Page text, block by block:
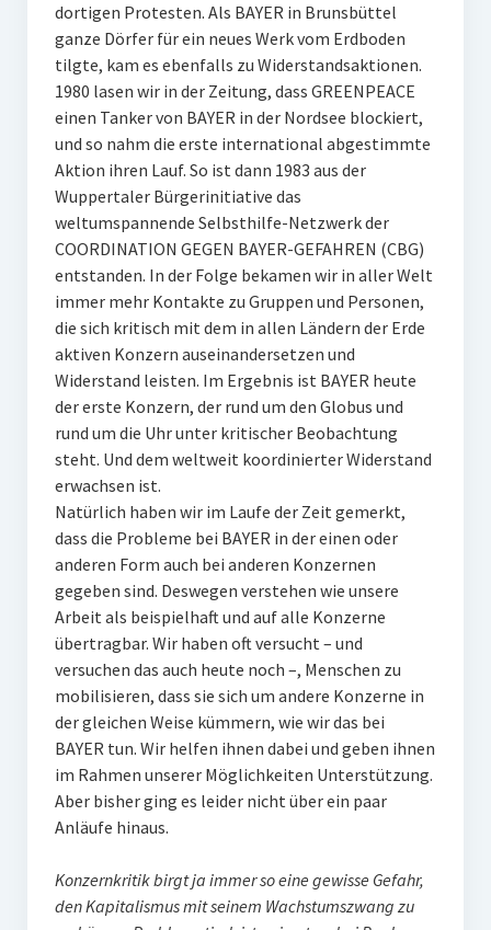
dortigen Protesten. Als BAYER in Brunsbüttel
ganze Dörfer für ein neues Werk vom Erdboden
tilgte, kam es ebenfalls zu Widerstandsaktionen.
1980 lasen wir in der Zeitung, dass GREENPEACE
einen Tanker von BAYER in der Nordsee blockiert,
und so nahm die erste international abgestimmte
Aktion ihren Lauf. So ist dann 1983 aus der
Wuppertaler Bürgerinitiative das
weltumspannende Selbsthilfe-Netzwerk der
COORDINATION GEGEN BAYER-GEFAHREN (CBG)
entstanden. In der Folge bekamen wir in aller Welt
immer mehr Kontakte zu Gruppen und Personen,
die sich kritisch mit dem in allen Ländern der Erde
aktiven Konzern auseinandersetzen und
Widerstand leisten. Im Ergebnis ist BAYER heute
der erste Konzern, der rund um den Globus und
rund um die Uhr unter kritischer Beobachtung
steht. Und dem weltweit koordinierter Widerstand
erwachsen ist.
Natürlich haben wir im Laufe der Zeit gemerkt,
dass die Probleme bei BAYER in der einen oder
anderen Form auch bei anderen Konzernen
gegeben sind. Deswegen verstehen wie unsere
Arbeit als beispielhaft und auf alle Konzerne
übertragbar. Wir haben oft versucht – und
versuchen das auch heute noch –, Menschen zu
mobilisieren, dass sie sich um andere Konzerne in
der gleichen Weise kümmern, wie wir das bei
BAYER tun. Wir helfen ihnen dabei und geben ihnen
im Rahmen unserer Möglichkeiten Unterstützung.
Aber bisher ging es leider nicht über ein paar
Anläufe hinaus.
Konzernkritik birgt ja immer so eine gewisse Gefahr,
den Kapitalismus mit seinem Wachstumszwang zu